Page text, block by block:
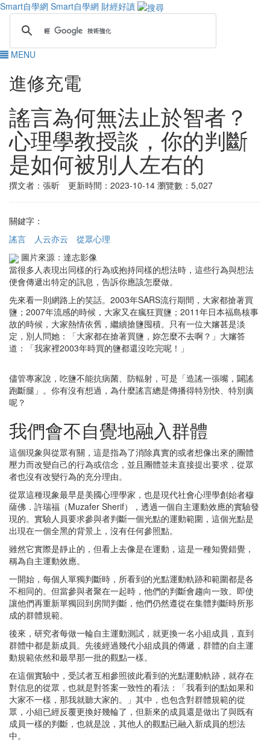
Smart自學網 Smart自學網 財經好讀
MENU
進修充電
謠言為何無法止於智者？
心理學教授談，你的判斷
是如何被別人左右的
撰文者：張昕 更新時間：2023-10-14 瀏覽數：5,027
關鍵字：
謠言
人云亦云
從眾心理
圖片來源：達志影像
當很多人表現出同樣的行為或抱持同樣的想法時，這些行為與想法
便會傳遞出特定的訊息，告訴你應該怎麼做。
先來看一則網路上的笑話。2003年SARS流行期間，大家都搶著買
鹽；2007年流感的時候，大家又在瘋狂買鹽；2011年日本福島核事
故的時候，大家熱情依舊，繼續搶鹽囤積。只有一位大嬸甚是淡
定，別人問她：「大家都在搶著買鹽，妳怎麼不去啊？」大嬸答
道：「我家裡2003年時買的鹽都還沒吃完呢！」
儘管專家說，吃鹽不能抗病菌、防輻射，可是「造謠一張嘴，闢謠
跑斷腿」。你有沒有想過，為什麼謠言總是傳播得特別快、特別廣
呢？
我們會不自覺地融入群體
這個現象與從眾有關，這是指為了消除真實的或者想像出來的團體
壓力而改變自己的行為或信念，並且團體並未直接提出要求，從眾
者也沒有改變行為的充分理由。
從眾這種現象最早是美國心理學家，也是現代社會心理學創始者穆
薩佛．許瑞福（Muzafer Sherif），透過一個自主運動效應的實驗發
現的。實驗人員要求參與者判斷一個光點的運動範圍，這個光點是
出現在一個全黑的背景上，沒有任何參照點。
雖然它實際是靜止的，但看上去像是在運動，這是一種知覺錯覺，
稱為自主運動效應。
一開始，每個人單獨判斷時，所看到的光點運動軌跡和範圍都是各
不相同的。但當參與者聚在一起時，他們的判斷會趨向一致。即使
讓他們再重新單獨回到房間判斷，他們仍然遵從在集體判斷時所形
成的群體規範。
後來，研究者每做一輪自主運動測試，就更換一名小組成員，直到
群體中都是新成員。先後經過幾代小組成員的傳遞，群體的自主運
動規範依然和最早那一批的觀點一樣。
在這個實驗中，受試者互相參照彼此看到的光點運動軌跡，就存在
對信息的從眾，也就是對答案一致性的看法：「我看到的點如果和
大家不一樣，那我就聽大家的。」其中，也包含對群體規範的從
眾，小組已經反覆更換好幾輪了，但新來的成員還是做出了與既有
成員一樣的判斷，也就是說，其他人的觀點已融入新成員的想法
中。